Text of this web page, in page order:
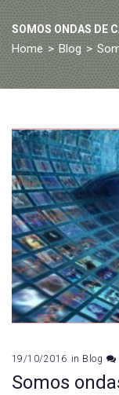
SOMOS ONDAS DE
Home > Blog >
19/10/2016 in Blog
Somos